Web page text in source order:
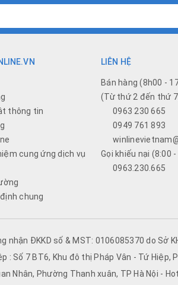
thông tin
cung ứng dịch vụ
chung
LIÊN HỆ
Bán hàng (8h00 -
(Từ thứ 2 đến thứ
0963 230 665
0949 761 893
Gọi khiếu nại (8:00
0963.230.665
nhận ĐKKD số & MST: 0106085370 do Sở
: Số 7 BT6, Khu đô thị Pháp Vân - Tứ Hiệp,
Nhân, Phường Thanh xuân, TP Hà Nội -